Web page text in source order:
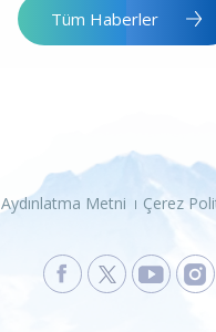
Tüm Haberler
Aydınlatma Metni Çerez